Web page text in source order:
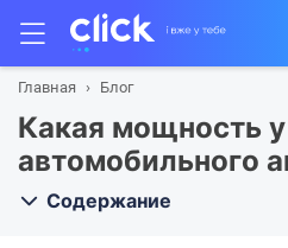
Главная Блог
Какая мощность у
автомобильного
Содержание